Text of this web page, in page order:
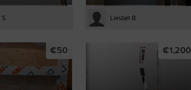
S Liesbet B
€50 €1,200